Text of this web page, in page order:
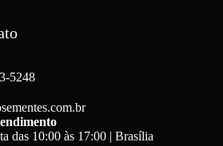
5248
das 10:00 às 17:00 | Brasília